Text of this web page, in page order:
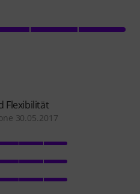
Flexibilität
30.05.2017